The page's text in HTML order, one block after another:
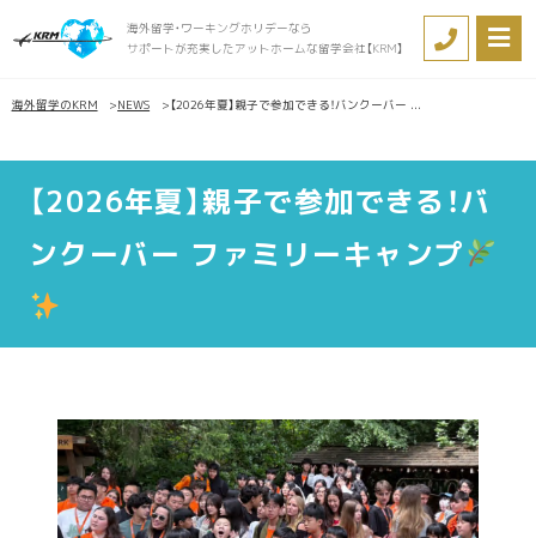
海外留学・ワーキングホリデーなら
サポートが充実したアットホームな留学会社【KRM】
海外留学のKRM NEWS 【2026年夏】親子で参加できる！バンクーバー ...
【2026年夏】親子で参加できる！バ
ンクーバー ファミリーキャンプ